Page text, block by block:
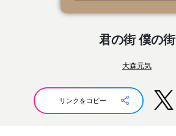
君の街 僕の街
大森元気
リンクをコピー